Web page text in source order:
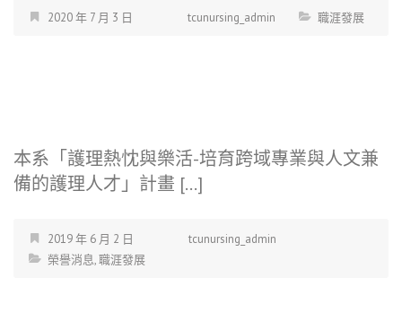
2020 年 7 月 3 日 tcunursing_admin 職涯發展
本系「護理熱忱與樂活-培育跨域專業與人文兼
備的護理人才」計畫 […]
2019 年 6 月 2 日
tcunursing_admin
榮譽消息,職涯發展